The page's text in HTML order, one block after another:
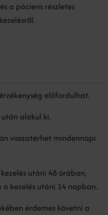
a páciens részletes
előfordulhat.
alakul ki.
visszatérhet mindennapi
utáni 48 órában,
a kezelés utáni 14 napban.
érdemes követni a